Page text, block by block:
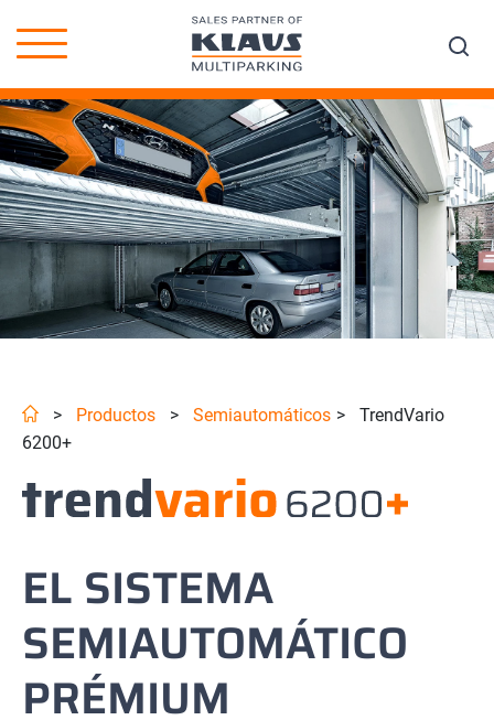
> Productos > Semiautomáticos >
TrendVario
6200+
EL SISTEMA
SEMIAUTOMÁTICO
PRÉMIUM